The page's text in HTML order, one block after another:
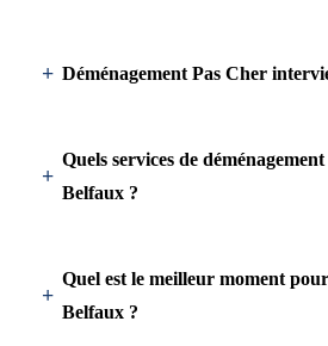
Déménagement Pas Cher
Quels services de
Belfaux ?
Quel est le meilleur moment
Belfaux ?